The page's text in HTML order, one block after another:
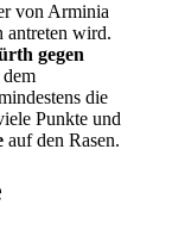
von Arminia
antreten wird.
gegen
die
Punkte und
auf den Rasen.